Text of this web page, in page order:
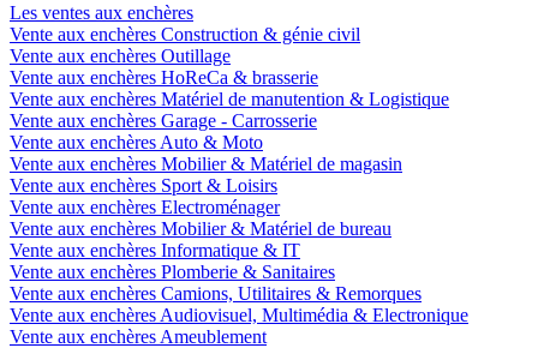
Les ventes aux enchères
Vente aux enchères Construction & génie civil
Vente aux enchères Outillage
Vente aux enchères HoReCa & brasserie
Vente aux enchères Matériel de manutention & Logistique
Vente aux enchères Garage - Carrosserie
Vente aux enchères Auto & Moto
Vente aux enchères Mobilier & Matériel de magasin
Vente aux enchères Sport & Loisirs
Vente aux enchères Electroménager
Vente aux enchères Mobilier & Matériel de bureau
Vente aux enchères Informatique & IT
Vente aux enchères Plomberie & Sanitaires
Vente aux enchères Camions, Utilitaires & Remorques
Vente aux enchères Audiovisuel, Multimédia & Electronique
Vente aux enchères Ameublement